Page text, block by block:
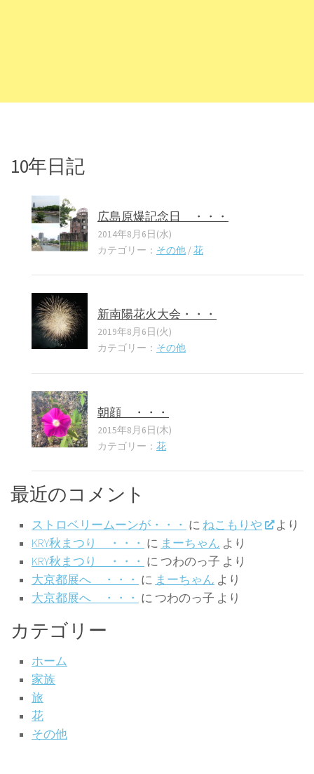
10年日記
広島原爆記念日 ・・・
2014年8月6日(水)
カテゴリー： その他 /花
新南陽花火大会・・・
2019年8月6日(火)
カテゴリー： その他
朝顔 ・・・
2015年8月6日(木)
カテゴリー： 花
最近のコメント
ストロベリームーンが・・・ に ねこもりや
より
KRY秋まつり ・・・ に まーちゃん より
KRY秋まつり ・・・ に つわのっ子 より
大京都展へ ・・・ に まーちゃん より
大京都展へ ・・・ に つわのっ子 より
カテゴリー
ホーム
家族
旅
花
その他